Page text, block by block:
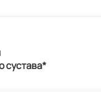
сустава*